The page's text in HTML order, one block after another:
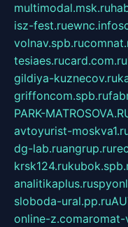
multimodal.msk.ru
isz-fest.ruewnc.info
volnav.spb.ru
tesiaes.rucard.com.ru
gildiya-kuznecov.ru
griffoncom.spb.ru
PARK-
avtoyurist-
dg-lab.ruangrup.ru
krsk124.ru
analitikaplus.ru
sloboda-ural.pp.ru
online-z.comaromat-